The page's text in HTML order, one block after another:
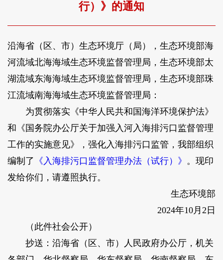
行）》的通知
沿海省（区、市）生态环境厅（局），生态环境部海
河流域北海海域生态环境监督管理局，生态环境部太
湖流域东海海域生态环境监督管理局，生态环境部珠
江流域南海海域生态环境监督管理局：
为贯彻落实《中华人民共和国海洋环境保护法》
和《国务院办公厅关于加强入河入海排污口监督管理
工作的实施意见》，强化入海排污口监管，我部组织
编制了 《入海排污口监督管理办法（试行）》 。现印
发给你们，请遵照执行。
生态环境部
2024年10月2日
（此件社会公开）
抄送：沿海省（区、市）人民政府办公厅，机关